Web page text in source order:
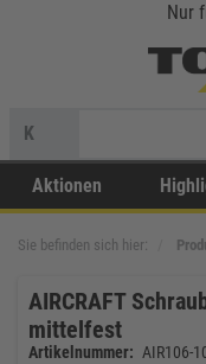
Nur
K
Aktionen
Sie befinden sich hier:
AIRCRAFT
mittelfest
Artikelnummer: AIR106-